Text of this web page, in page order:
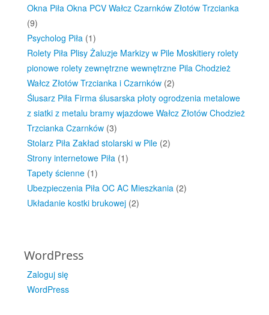
Okna Piła Okna PCV Wałcz Czarnków Złotów Trzcianka
(9)
Psycholog Piła (1)
Rolety Piła Plisy Żaluzje Markizy w Pile Moskitiery rolety
pionowe rolety zewnętrzne wewnętrzne Pila Chodzież
Wałcz Złotów Trzcianka i Czarnków (2)
Ślusarz Piła Firma ślusarska płoty ogrodzenia metalowe
z siatki z metalu bramy wjazdowe Wałcz Złotów Chodzież
Trzcianka Czarnków (3)
Stolarz Piła Zakład stolarski w Pile (2)
Strony internetowe Piła (1)
Tapety ścienne (1)
Ubezpieczenia Piła OC AC Mieszkania (2)
Układanie kostki brukowej (2)
WordPress
Zaloguj się
WordPress